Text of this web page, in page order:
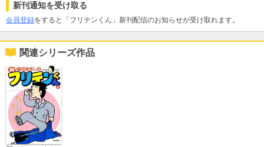
新刊通知を受け取る
会員登録をすると「フリテンくん」新刊配信のお知らせが受け取れます。
関連シリーズ作品